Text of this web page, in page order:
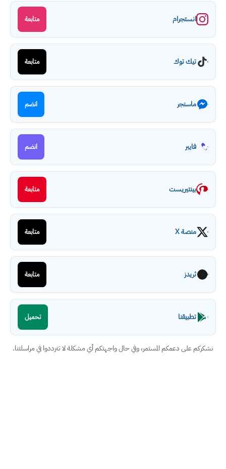
انستجرام متابعة
تيك توك متابعة
ماسنجر انضم
فايبر انضم
بينتيريست متابعة
منصة X متابعة
ثريدز متابعة
تطبيقنا تحميل
نشكركم على دعمكم المستمر، وفي حال واجهتكم أي مشكلة لا تترددوا في مراسلتنا.